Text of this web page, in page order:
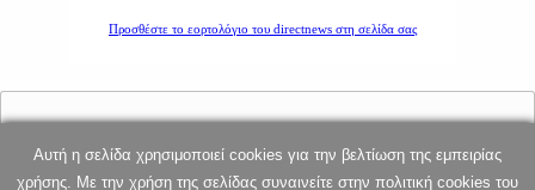
E-mail επικοινωνίας: dnews@directnews.gr
Αυτή η σελίδα χρησιμοποιεί cookies για την βελτίωση της εμπειρίας
χρήσης. Με την χρήση της σελίδας συναινείτε στην πολιτική cookies του